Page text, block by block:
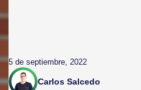
5 de septiembre, 2022
Carlos Salcedo